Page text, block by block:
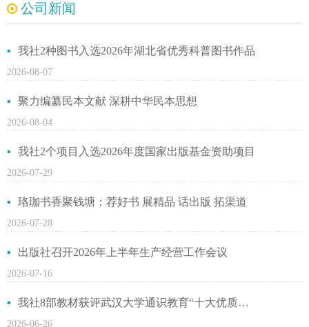
公司新闻
我社2种图书入选2026年湖北省优秀科普图书作品
2026-08-07
聚力编纂民本文献 深耕中华民本思想
2026-08-04
我社2个项目入选2026年度国家出版基金资助项目
2026-07-29
珞珈书香聚钱塘：荐好书 展精品 话出版 拓渠道
2026-07-28
出版社召开2026年上半年生产经营工作会议
2026-07-16
我社8部教材获评武汉大学通识教育“十大优质教材”
2026-06-26